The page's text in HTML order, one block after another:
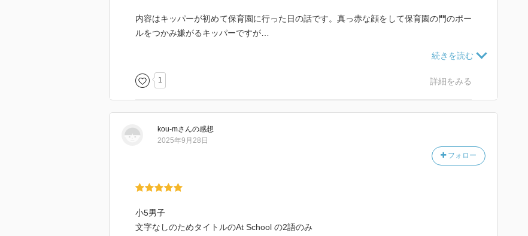
内容はキッパーが初めて保育園に行った日の話です。真っ赤な顔をして保育園の門のポー
ルをつかみ嫌がるキッパーですが…
1 詳細をみる
kou-mさんの感想
フォロー
2025年9月28日
小5男子
文字なしのためタイトルのAt School の2語のみ